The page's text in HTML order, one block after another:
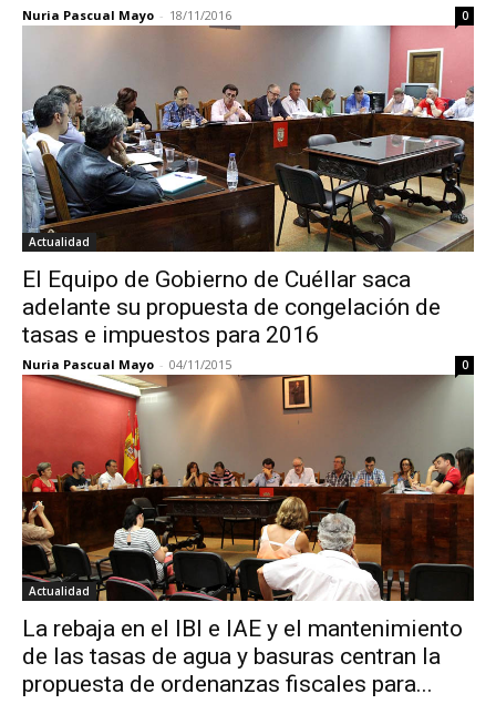
Nuria Pascual Mayo - 18/11/2016 0
Actualidad
El Equipo de Gobierno de Cuéllar saca
adelante su propuesta de congelación de
tasas e impuestos para 2016
Nuria Pascual Mayo - 04/11/2015 0
Actualidad
La rebaja en el IBI e IAE y el mantenimiento
de las tasas de agua y basuras centran la
propuesta de ordenanzas fiscales para...